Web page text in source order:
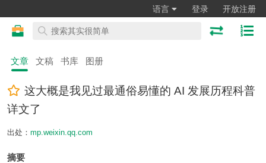
语言 登录 开放注册
文章 文稿 书库 图册
这大概是我见过最通俗易懂的 AI 发展历程科普
详文了
出处： mp.weixin.qq.com
摘要